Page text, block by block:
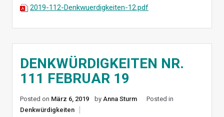
2019-112-Denkwuerdigkeiten-12.pdf
DENKWÜRDIGKEITEN NR.
111 FEBRUAR 19
Posted on März 6, 2019 by Anna Sturm
Posted in
Denkwürdigkeiten